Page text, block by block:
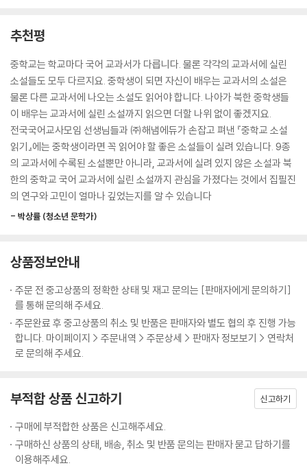
교과서에 실리는 소설은 교과서의 제한된 분량 때문에 작품 일부만 싣는
경우가 많다. 이러한 단점을 극복하고 작품을 읽는 재미를 느낄 수 있도록
가능한 한 전문을 싣고자 하였다. 소설 한 편을 온전히 읽음으로써 작품 감
상 능력을 기를 수 있을 뿐만 아니라 문학적 감수성과 상상력을 키울 수 있
다. 또한 어려운 어휘들은 해설을 곁들여 작품 이해에 도움이 되도록 하였
고, 작품을 읽은 뒤 내용을 확인하고 생각을 깊게 할 수 있는 질문, 작품 해
설을 덧붙여 혼자 힘으로 읽기 능력을 키울 수 있다.
북한 중학교 국어 교과서 소설 수록
이 책에서는 북한 중학교 국어 교과서에 실리는 소설과 이에 따르는 활동
을 실었다. 북한의 중학생들이 배우는 소설과 활동들을 살펴보는 것은, 미
추천평
중학교는 학교마다 국어 교과서가 다릅니다. 물론 각각의 교과서에 실린
소설들도 모두 다르지요. 중학생이 되면 자신이 배우는 교과서의 소설은
물론 다른 교과서에 나오는 소설도 읽어야 합니다. 나아가 북한 중학생들
이 배우는 교과서에 실린 소설까지 읽으면 더할 나위 없이 좋겠지요.
전국국어교사모임 선생님들과 ㈜해냄에듀가 손잡고 펴낸 『중학교 소설
읽기』에는 중학생이라면 꼭 읽어야 할 좋은 소설들이 실려 있습니다. 9종
의 교과서에 수록된 소설뿐만 아니라, 교과서에 실려 있지 않은 소설과 북
한의 중학교 국어 교과서에 실린 소설까지 관심을 가졌다는 것에서 집필진
의 연구와 고민이 얼마나 깊었는지를 알 수 있습니다
- 박상률 (청소년 문학가)
상품정보안내
주문 전 중고상품의 정확한 상태 및 재고 문의는 [판매자에게 문의하기]
를 통해 문의해 주세요.
주문완료 후 중고상품의 취소 및 반품은 판매자와 별도 협의 후 진행 가능
합니다. 마이페이지 > 주문내역 > 주문상세 > 판매자 정보보기 > 연락처
로 문의해 주세요.
부적합 상품 신고하기 신고하기
구매에 부적합한 상품은 신고해주세요.
구매하신 상품의 상태, 배송, 취소 및 반품 문의는 판매자 묻고 답하기를
이용해주세요.